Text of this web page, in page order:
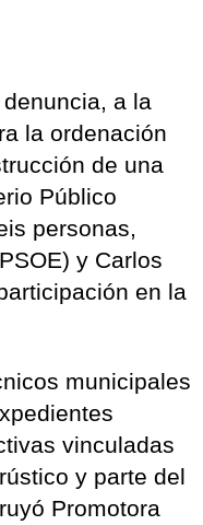
a la
la ordenación
de una
Público
personas,
y Carlos
en la
municipales
vinculadas
y parte del
Promotora